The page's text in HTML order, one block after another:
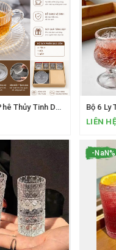
Bộ Tách Cà Phê Thủy Tinh Deli Glass Cao Cấp – Sang Trọng Cho Mọi Không Gian
LIÊN HỆ
-NaN%